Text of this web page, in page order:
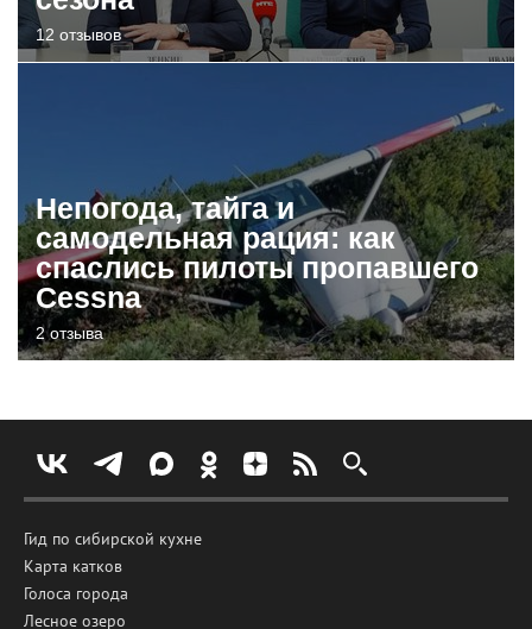
12 отзывов
Непогода, тайга и
самодельная рация: как
спаслись пилоты пропавшего
Cessna
2 отзыва
Гид по сибирской кухне
Карта катков
Голоса города
Лесное озеро